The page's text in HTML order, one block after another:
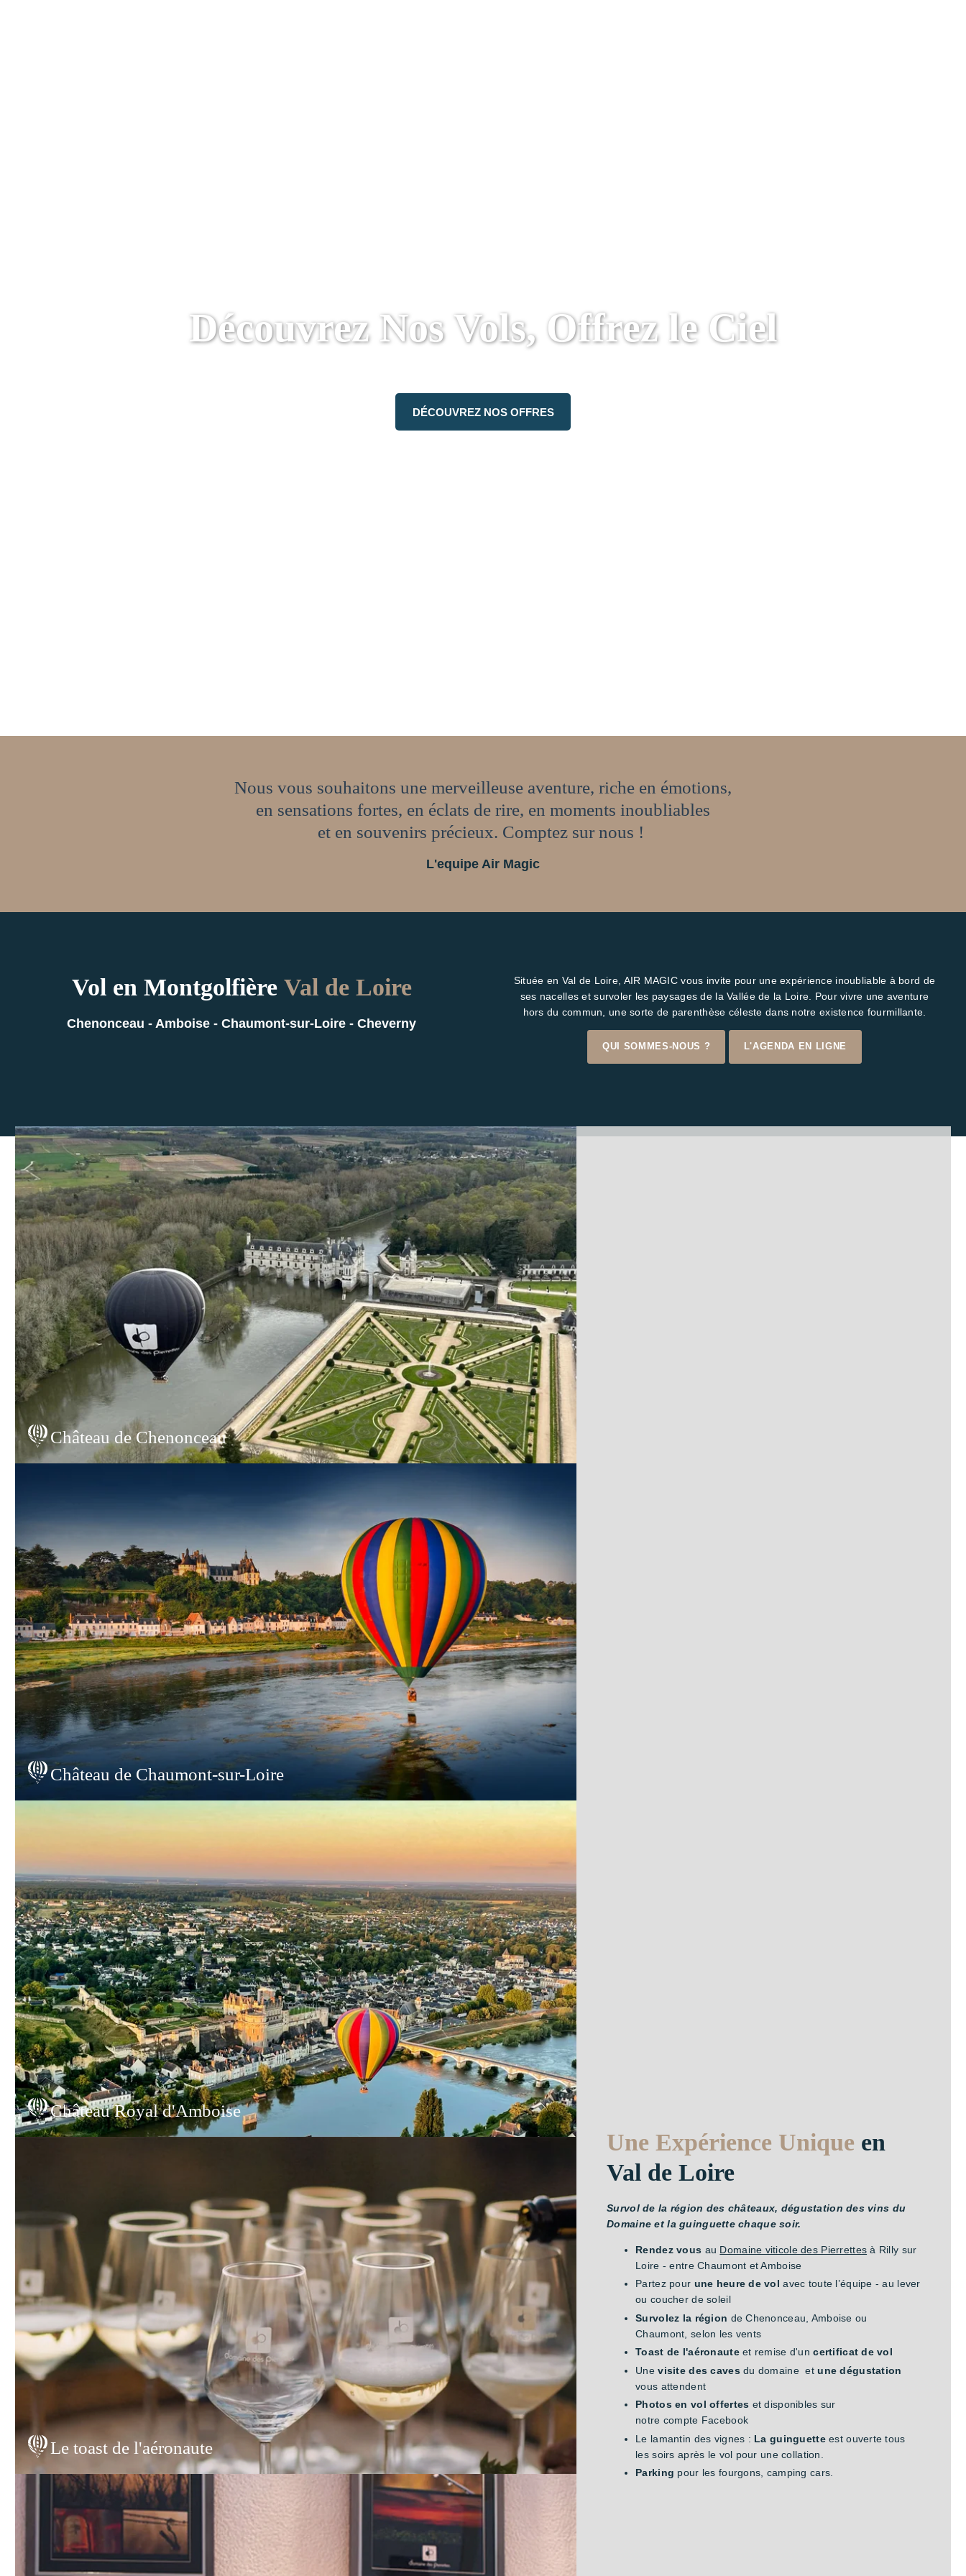
Découvrez Nos Vols, Offrez le Ciel
DÉCOUVREZ NOS OFFRES
Nous vous souhaitons une merveilleuse aventure, riche en émotions,
en sensations fortes, en éclats de rire, en moments inoubliables
et en souvenirs précieux. Comptez sur nous !
L'equipe Air Magic
Vol en Montgolfière Val de Loire
Chenonceau - Amboise - Chaumont-sur-Loire - Cheverny
Située en Val de Loire, AIR MAGIC vous invite pour une expérience inoubliable à bord de
ses nacelles et survoler les paysages de la Vallée de la Loire. Pour vivre une aventure
hors du commun, une sorte de parenthèse céleste dans notre existence fourmillante.
QUI SOMMES-NOUS ? L'AGENDA EN LIGNE
Château de Chenonceau
Château de Chaumont-sur-Loire
Château Royal d'Amboise
Le toast de l'aéronaute
Une Expérience Unique en
Val de Loire
Survol de la région des châteaux, dégustation des vins du
Domaine et la guinguette chaque soir.
Rendez vous au Domaine viticole des Pierrettes à Rilly sur
Loire - entre Chaumont et Amboise
Partez pour une heure de vol avec toute l’équipe - au lever
ou coucher de soleil
Survolez la région de Chenonceau, Amboise ou
Chaumont, selon les vents
Toast de l'aéronauteet remise d'uncertificat de vol
Unevisite des caves du domaine etune dégustation
vous attendent
Photos en vol offertes et disponibles sur
notre compte Facebook
Le lamantin des vignes : La guinguetteest ouverte tous
les soirs après le vol pour une collation.
Parking pour les fourgons, camping cars.